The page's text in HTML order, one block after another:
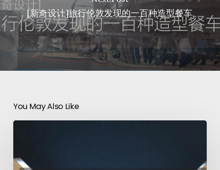
[新奇设计]旅行伦敦发现的一百种造型餐车
You May Also Like